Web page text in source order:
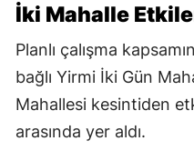
İki Mahalle
Planlı çalışma
bağlı Yirmi İki Gün
Mahallesi kesintiden
arasında yer aldı.